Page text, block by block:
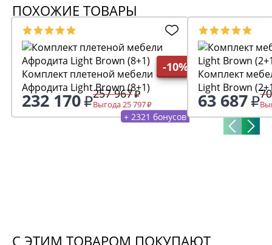
ПОХОЖИЕ ТОВАРЫ
-10%
Комплект плетеной мебели
Афродита Light Brown (8+1)
232 170 257 967
Выгода 25 797
+ 2321 бонусов
Комплект мебели
Light Brown
63 687
С ЭТИМ ТОВАРОМ ПОКУПАЮТ